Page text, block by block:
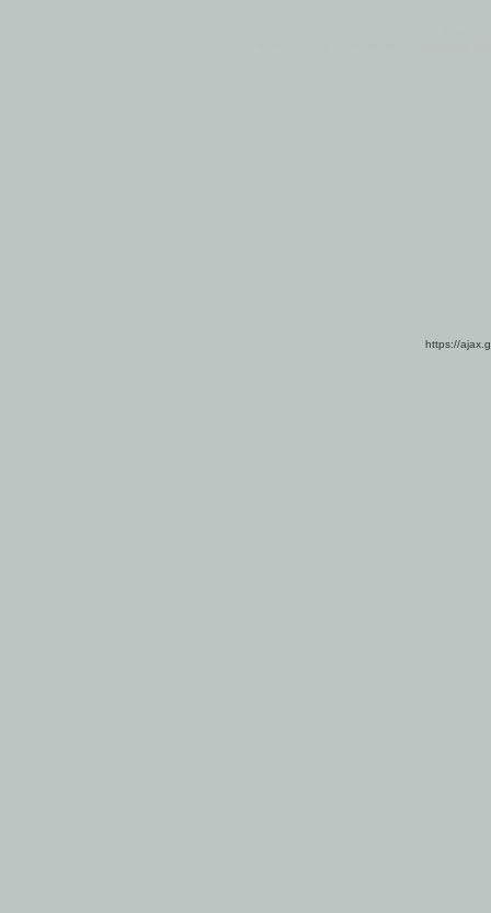
https://